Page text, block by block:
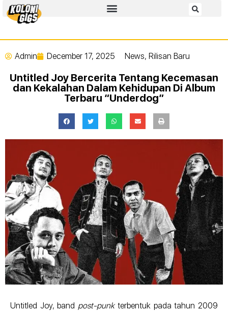
Admin December 17, 2025 News, Rilisan Baru
Untitled Joy Bercerita Tentang Kecemasan
dan Kekalahan Dalam Kehidupan Di Album
Terbaru “Underdog”
Untitled Joy, band post-punkterbentuk pada tahun 2009